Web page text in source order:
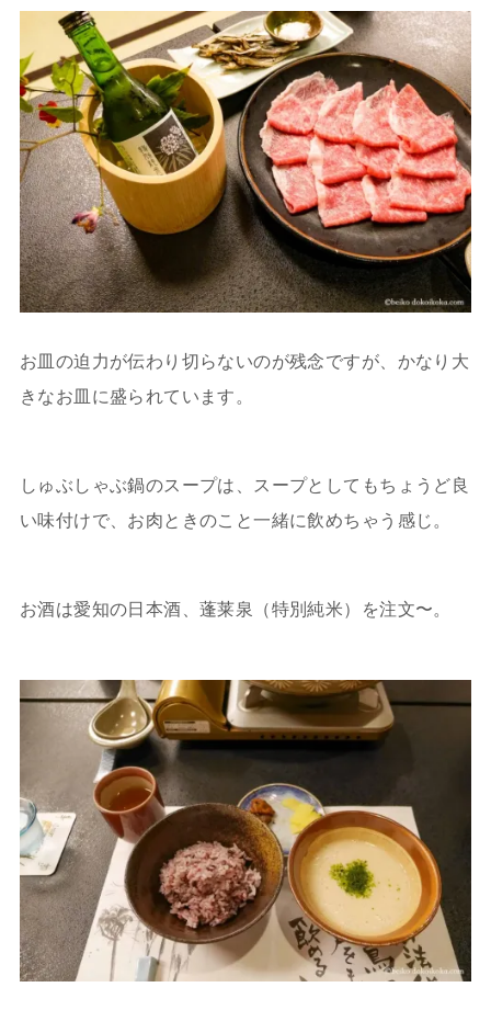
お皿の迫力が伝わり切らないのが残念ですが、かなり大
きなお皿に盛られています。
しゅぶしゃぶ鍋のスープは、スープとしてもちょうど良
い味付けで、お肉ときのこと一緒に飲めちゃう感じ。
お酒は愛知の日本酒、蓬莱泉（特別純米）を注文〜。